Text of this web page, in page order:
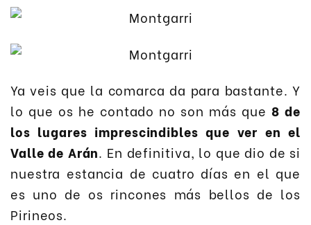
Ya veis que la comarca da para bastante. Y
lo que os he contado no son más que 8 de
los lugares imprescindibles que ver en el
Valle de Arán. En definitiva, lo que dio de si
nuestra estancia de cuatro días en el que
es uno de os rincones más bellos de los
Pirineos.